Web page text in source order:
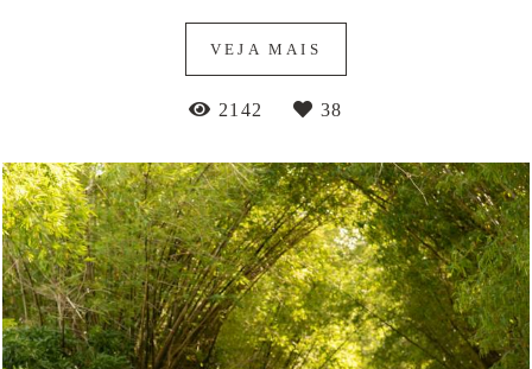
VEJA MAIS
2142 38